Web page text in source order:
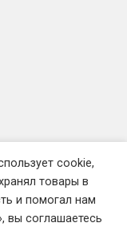
cookie,
товары в
и помогал нам
вы соглашаетесь